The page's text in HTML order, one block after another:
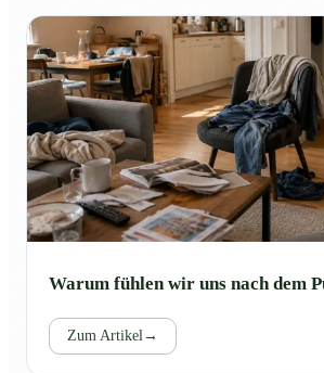
Warum fühlen wir uns nach dem
Zum Artikel→